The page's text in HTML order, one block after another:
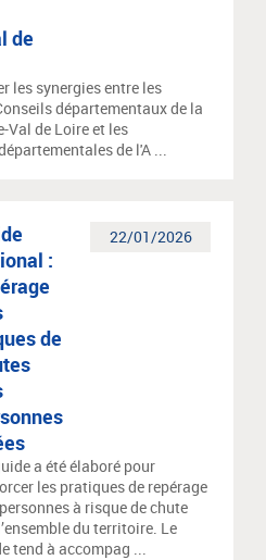
de
les synergies entre les
départementaux de la
Val de Loire et les
de l'A ...
22/01/2026
:
de
a été élaboré pour
les pratiques de repérage
à risque de chute
du territoire. Le
tend à accompag ...